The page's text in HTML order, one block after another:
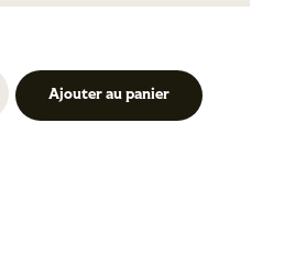
Ajouter au panier